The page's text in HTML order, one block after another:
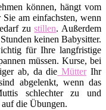
können, hängt vom
am einfachsten, wenn
zustillen. Außerdem
keinen Babysitter.
für Ihre langfristige
müssen. Kurse, bei
ab, da die MütterIhr
abgelenkt, wenn das
schlechter zu und
die Übungen.